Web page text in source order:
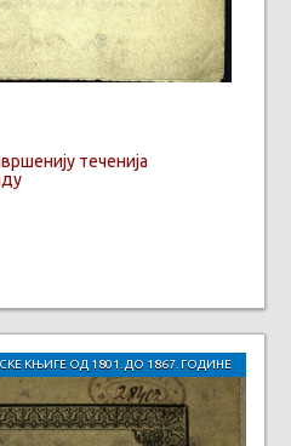
теченија
КЊИГЕ ОД 1801. ДО 1867. ГОДИНЕ